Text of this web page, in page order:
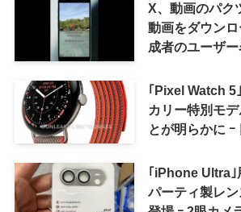
X、動画のパク
動画をダウン
成者のユーザ
｢Pixel Watch 5
カリー特別モ
とが明らかに ｰ
｢iPhone Ultra｣
パーティ製レ